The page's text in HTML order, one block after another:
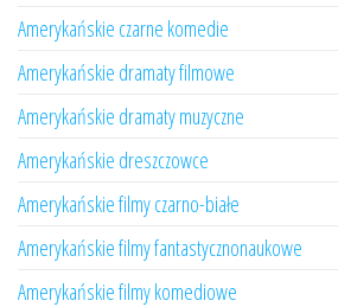
Amerykańskie czarne komedie
Amerykańskie dramaty filmowe
Amerykańskie dramaty muzyczne
Amerykańskie dreszczowce
Amerykańskie filmy czarno-białe
Amerykańskie filmy fantastycznonaukowe
Amerykańskie filmy komediowe